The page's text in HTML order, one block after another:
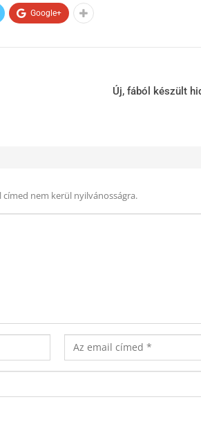
Google+
Új, fából készült
címed nem kerül nyilvánosságra.